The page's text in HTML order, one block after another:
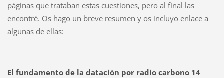
páginas que trataban estas cuestiones, pero al final las
encontré. Os hago un breve resumen y os incluyo enlace a
algunas de ellas:
El fundamento de la datación por radio carbono 14